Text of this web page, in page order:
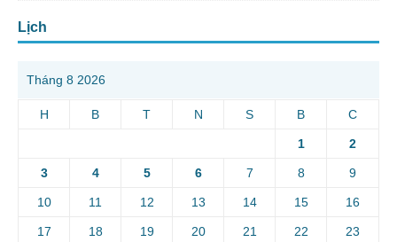
Lịch
Tháng 8 2026
H B T N S B C
1 2
3 4 5 6 7 8 9
10 11 12 13 14 15 16
17 18 19 20 21 22 23